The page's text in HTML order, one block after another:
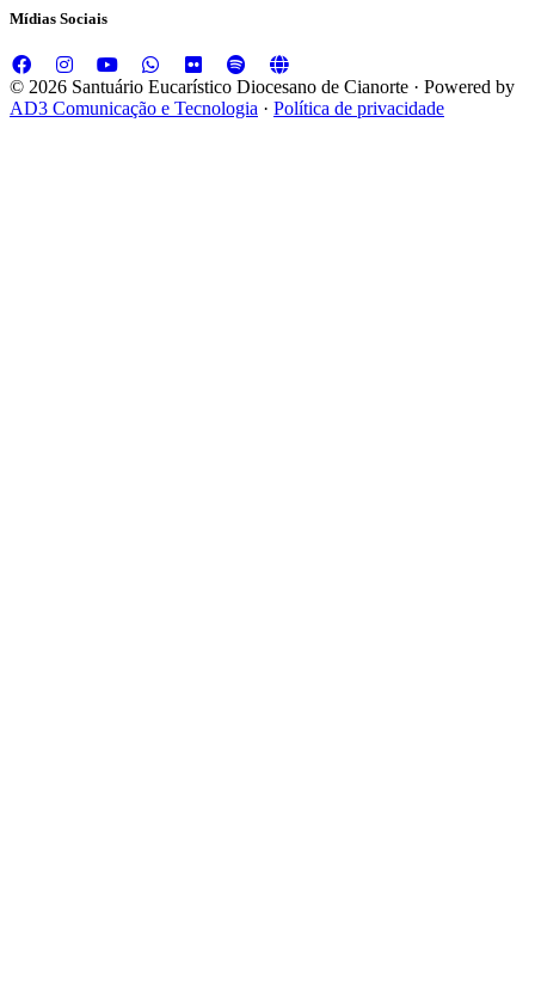
Mídias Sociais
© 2026 Santuário Eucarístico Diocesano de Cianorte · Powered by
AD3 Comunicação e Tecnologia · Política de privacidade